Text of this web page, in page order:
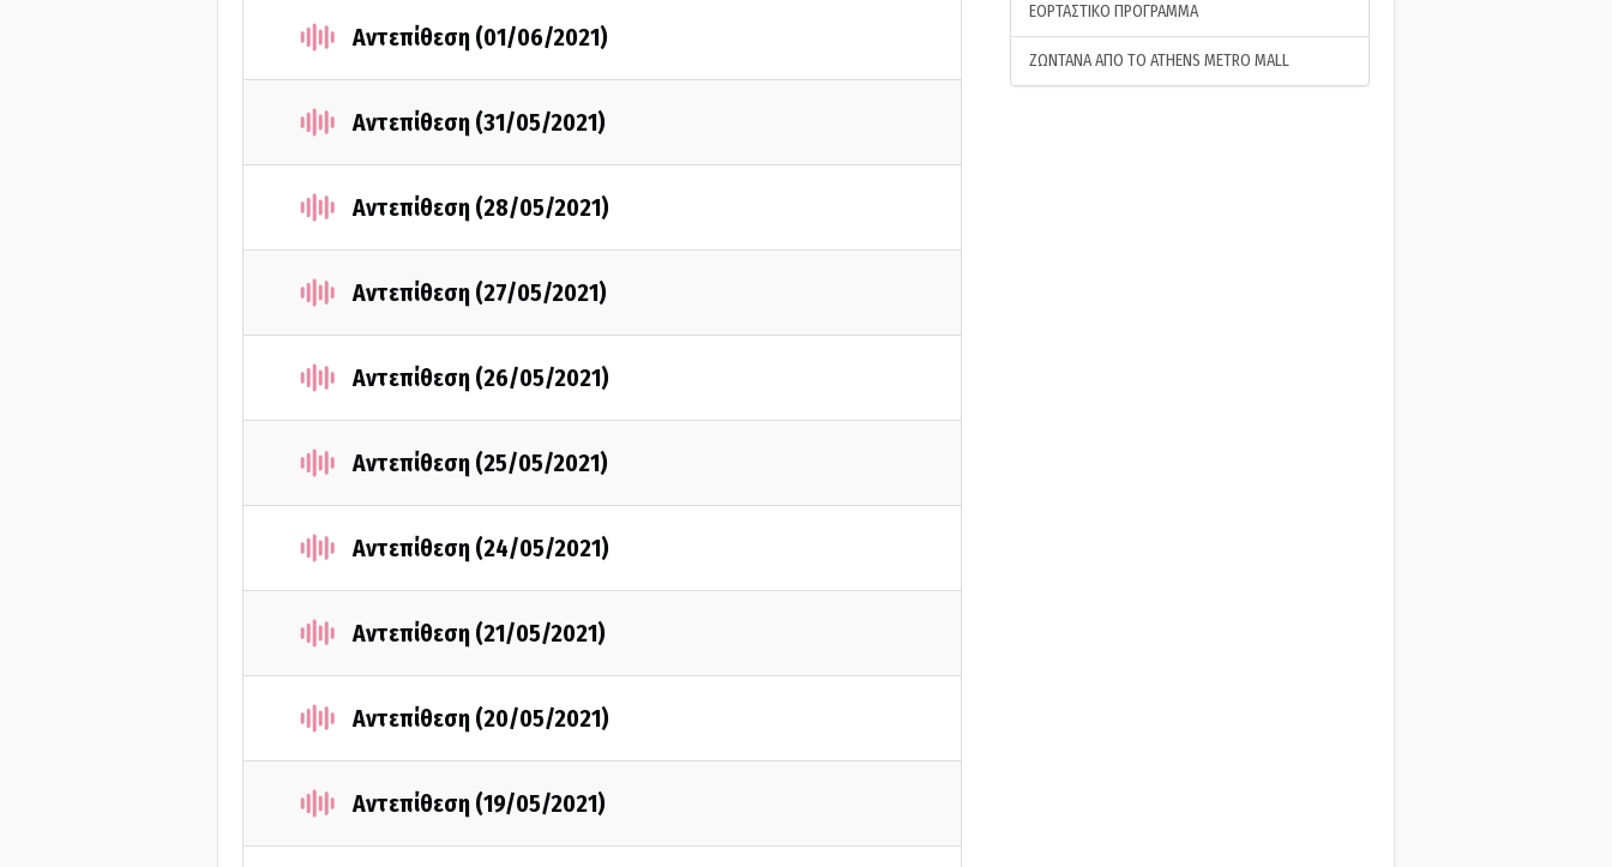
Αντεπίθεση (01/06/2021)
Αντεπίθεση (31/05/2021)
Αντεπίθεση (28/05/2021)
Αντεπίθεση (27/05/2021)
Αντεπίθεση (26/05/2021)
Αντεπίθεση (25/05/2021)
Αντεπίθεση (24/05/2021)
Αντεπίθεση (21/05/2021)
Αντεπίθεση (20/05/2021)
Αντεπίθεση (19/05/2021)
ΕΟΡΤΑΣΤΙΚΟ ΠΡΟΓΡΑΜΜΑ
ΖΩΝΤΑΝΑ ΑΠΟ ΤΟ ATHENS METRO MALL